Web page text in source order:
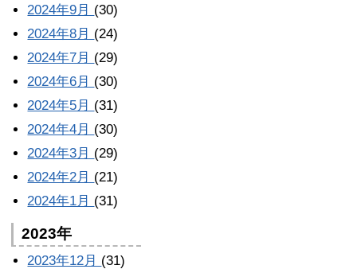
2024年9月 (30)
2024年8月 (24)
2024年7月 (29)
2024年6月 (30)
2024年5月 (31)
2024年4月 (30)
2024年3月 (29)
2024年2月 (21)
2024年1月 (31)
2023年
2023年12月 (31)